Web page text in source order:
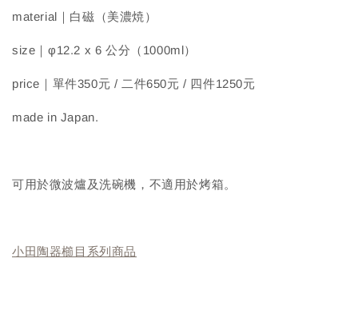
material｜白磁（美濃焼）
size｜φ12.2 x 6 公分（1000ml）
price｜單件350元 / 二件650元 / 四件1250元
made in Japan.
可用於微波爐及洗碗機，不適用於烤箱。
小田陶器櫛目系列商品